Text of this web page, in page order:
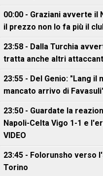
00:00 - Graziani avverte il
il prezzo non lo fa più il
23:58 - Dalla Turchia
tratta anche altri
23:55 - Del Genio: "Lang
mancato arrivo di
23:50 - Guardate la
Napoli-Celta Vigo 1-1 e
VIDEO
23:45 - Folorunsho verso
Torino